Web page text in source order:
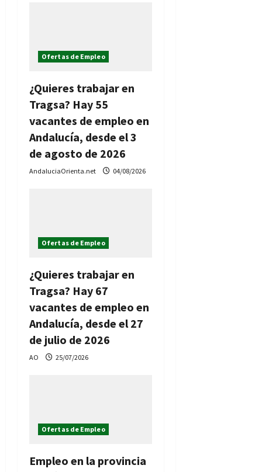
Ofertas de Empleo
¿Quieres trabajar en
Tragsa? Hay 55
vacantes de empleo en
Andalucía, desde el 3
de agosto de 2026
AndaluciaOrienta.net 04/08/2026
Ofertas de Empleo
¿Quieres trabajar en
Tragsa? Hay 67
vacantes de empleo en
Andalucía, desde el 27
de julio de 2026
AO 25/07/2026
Ofertas de Empleo
Empleo en la provincia